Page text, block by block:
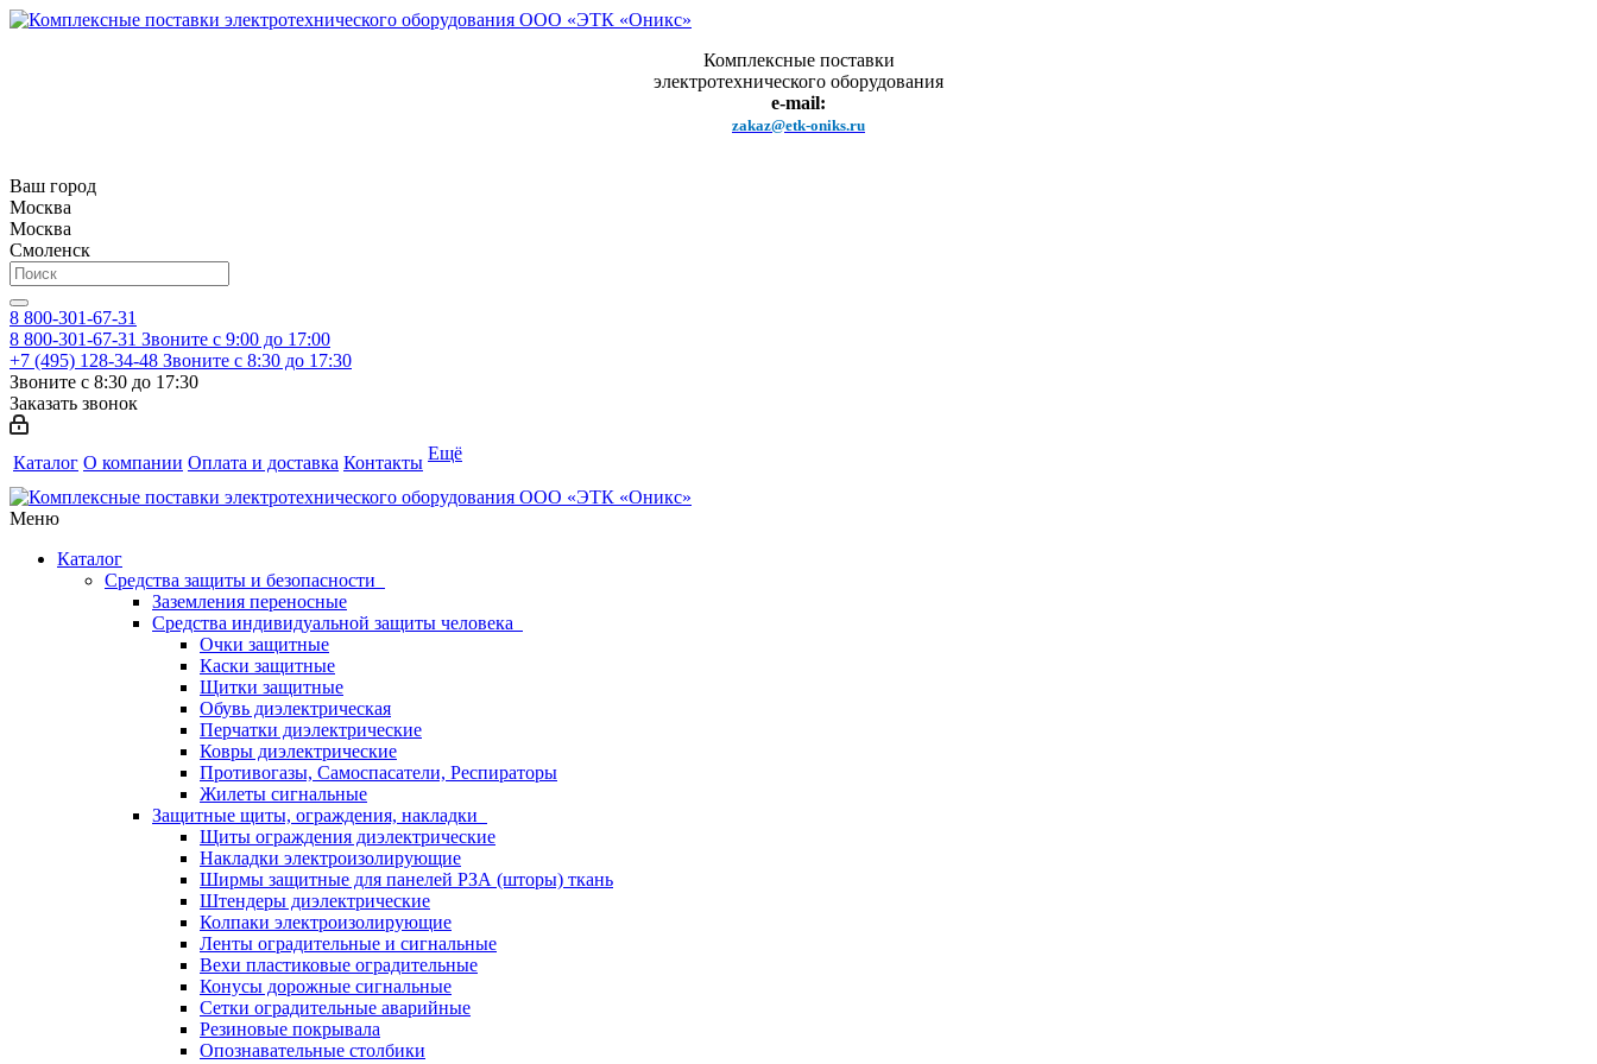
Комплексные поставки
электротехнического оборудования
e-mail:
zakaz@etk-oniks.ru
Ваш город
Москва
Москва
Смоленск
8 800-301-67-31
8 800-301-67-31 Звоните с 9:00 до 17:00
+7 (495) 128-34-48 Звоните с 8:30 до 17:30
Звоните с 8:30 до 17:30
Заказать звонок
Каталог О компании Оплата и доставка Контакты Ещё
Меню
Каталог
Средства защиты и безопасности
Заземления переносные
Средства индивидуальной защиты человека
Очки защитные
Каски защитные
Щитки защитные
Обувь диэлектрическая
Перчатки диэлектрические
Ковры диэлектрические
Противогазы, Самоспасатели, Респираторы
Жилеты сигнальные
Защитные щиты, ограждения, накладки
Щиты ограждения диэлектрические
Накладки электроизолирующие
Ширмы защитные для панелей РЗА (шторы) ткань
Штендеры диэлектрические
Колпаки электроизолирующие
Ленты оградительные и сигнальные
Вехи пластиковые оградительные
Конусы дорожные сигнальные
Сетки оградительные аварийные
Резиновые покрывала
Опознавательные столбики